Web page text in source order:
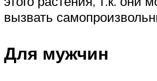
вызвать
Для мужчин